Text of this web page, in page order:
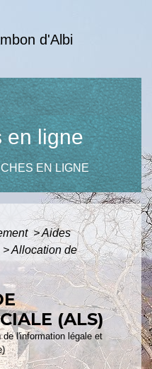
en ligne
EN LIGNE
>Aides
>Allocation de
(ALS)
l'information légale et